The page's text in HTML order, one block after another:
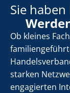
Sie haben
Ob kleines
starken
engagierten